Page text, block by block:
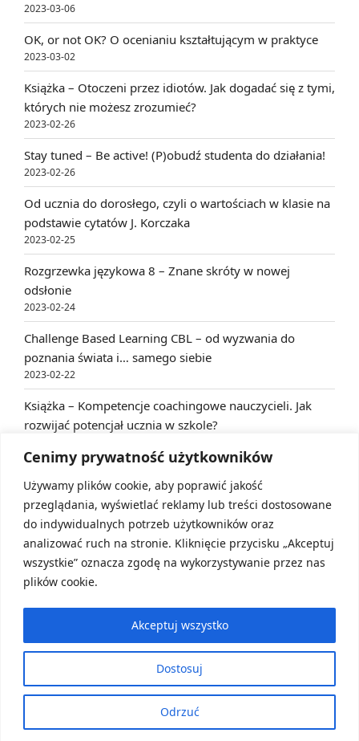
Cenimy prywatność użytkowników
Używamy plików cookie, aby poprawić jakość
przeglądania, wyświetlać reklamy lub treści dostosowane
do indywidualnych potrzeb użytkowników oraz
analizować ruch na stronie. Kliknięcie przycisku „Akceptuj
wszystkie” oznacza zgodę na wykorzystywanie przez nas
plików cookie.
Dostosuj
Odrzuć
Akceptuj wszystko
2023-03-06
OK, or not OK? O ocenianiu kształtującym w praktyce
2023-03-02
Książka – Otoczeni przez idiotów. Jak dogadać się z tymi,
których nie możesz zrozumieć?
2023-02-26
Stay tuned – Be active! (P)obudź studenta do działania!
2023-02-26
Od ucznia do dorosłego, czyli o wartościach w klasie na
podstawie cytatów J. Korczaka
2023-02-25
Rozgrzewka językowa 8 – Znane skróty w nowej
odsłonie
2023-02-24
Challenge Based Learning CBL – od wyzwania do
poznania świata i… samego siebie
2023-02-22
Książka – Kompetencje coachingowe nauczycieli. Jak
rozwijać potencjał ucznia w szkole?
ARCHIVES
Archives
mail
Proudly powered by WordPress